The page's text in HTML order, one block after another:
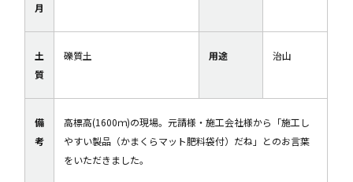
月
土
質
礫質土 用途 治山
備
考
高標高(1600ｍ)の現場。元請様・施工会社様から「施工し
やすい製品（かまくらマット肥料袋付）だね」とのお言葉
をいただきました。